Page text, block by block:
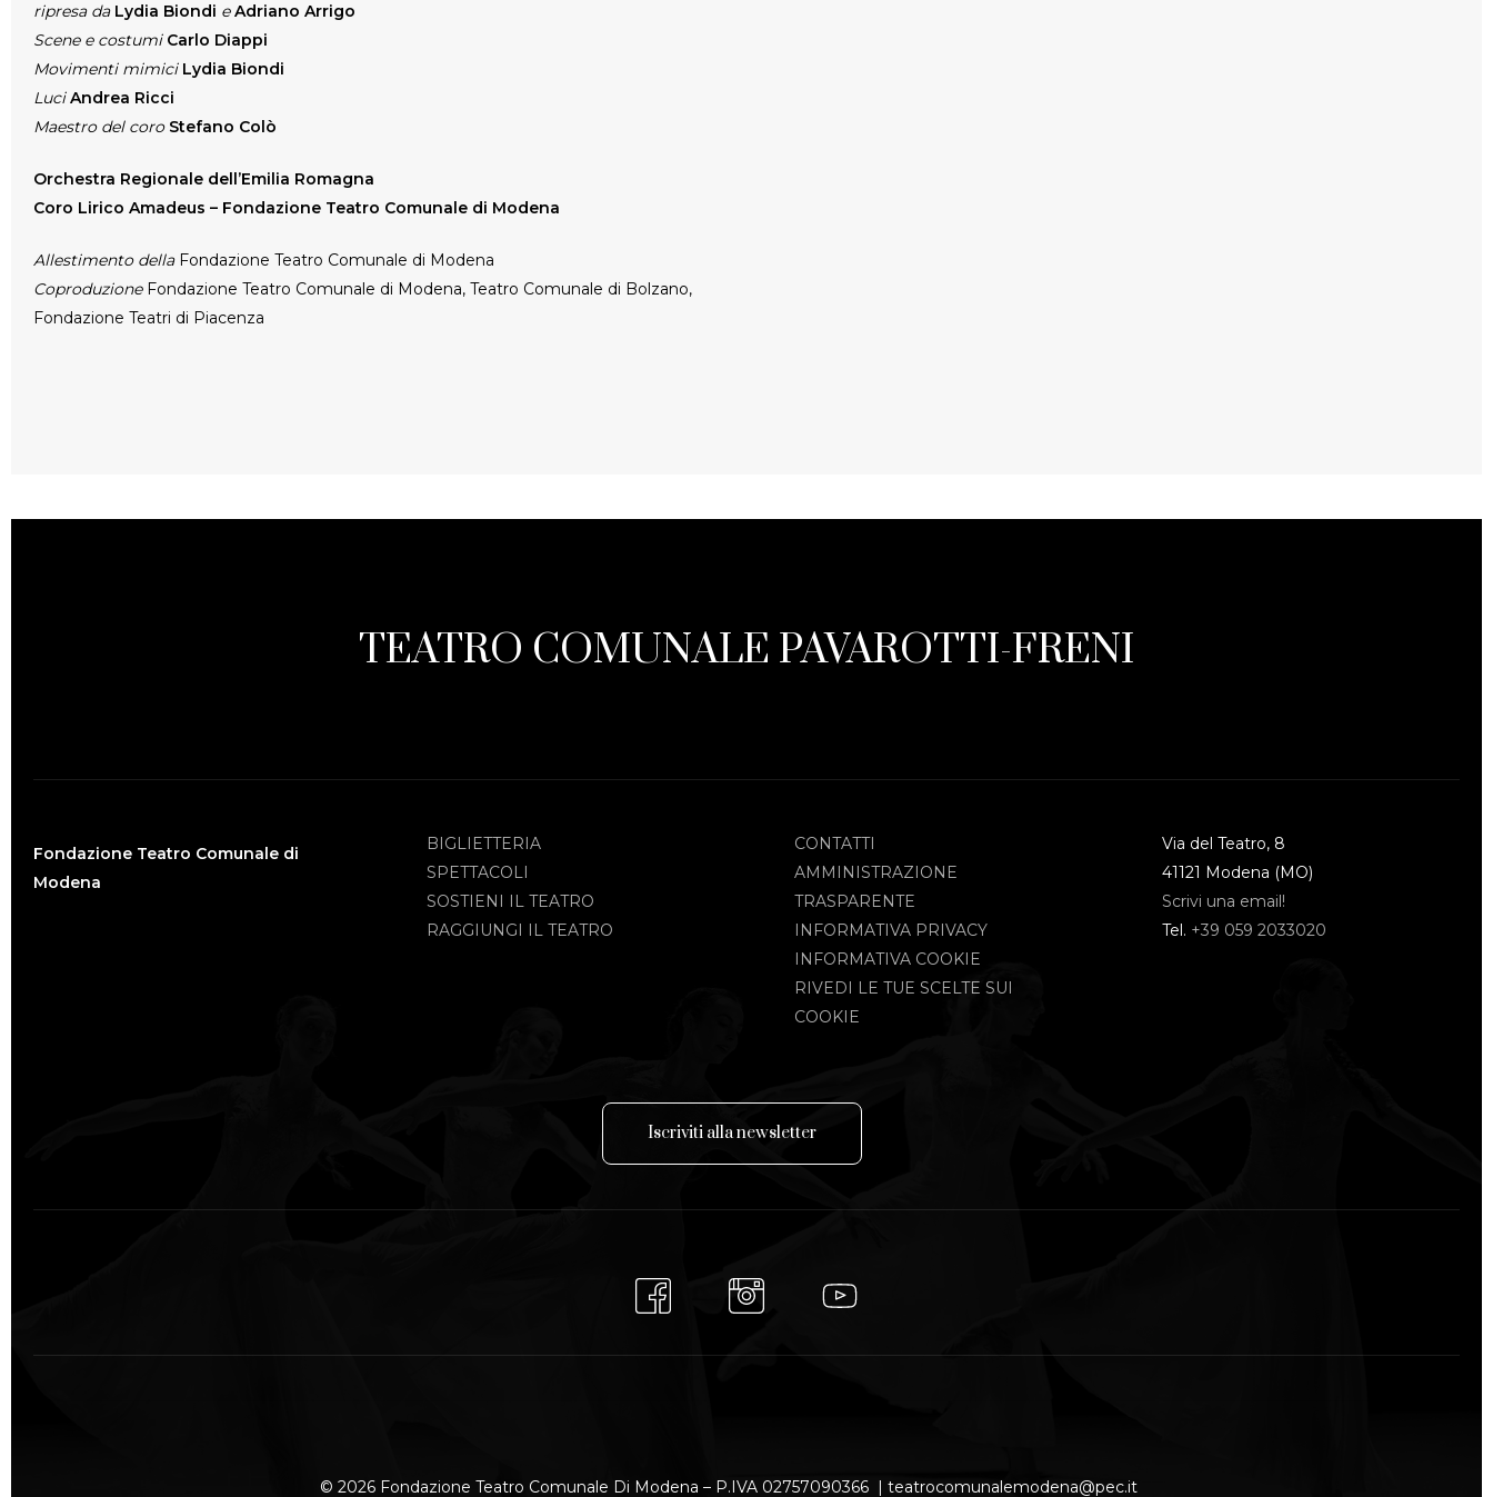
ripresa da Lydia Biondi eAdriano Arrigo
Scene e costumi Carlo Diappi
Movimenti mimici Lydia Biondi
LuciAndrea Ricci
Maestro del coro Stefano Colò
Orchestra Regionale dell’Emilia Romagna
Coro Lirico Amadeus – Fondazione Teatro Comunale di Modena
Allestimento dellaFondazione Teatro Comunale di Modena
Coproduzione Fondazione Teatro Comunale di Modena, Teatro Comunale di Bolzano,
Fondazione Teatri di Piacenza
TEATRO COMUNALE PAVAROTTI-FRENI
Fondazione Teatro Comunale di
Modena
BIGLIETTERIA
SPETTACOLI
SOSTIENI IL TEATRO
RAGGIUNGI IL TEATRO
CONTATTI
AMMINISTRAZIONE
TRASPARENTE
INFORMATIVA PRIVACY
INFORMATIVA COOKIE
RIVEDI LE TUE SCELTE SUI
COOKIE
Via del Teatro, 8
41121 Modena (MO)
Scrivi una email!
Tel. +39 059 2033020
Iscriviti allanewsletter
© 2026 Fondazione Teatro Comunale Di Modena – P.IVA 02757090366 | teatrocomunalemodena@pec.it